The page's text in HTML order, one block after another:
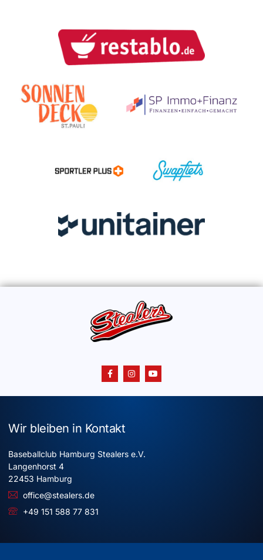
Wir bleiben in Kontakt
Baseballclub Hamburg Stealers e.V.
Langenhorst 4
22453 Hamburg
office@stealers.de
+49 151 588 77 831